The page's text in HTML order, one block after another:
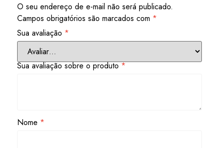
O seu endereço de e-mail não será publicado.
Campos obrigatórios são marcados com *
Sua avaliação *
Sua avaliação sobre o produto*
Nome *